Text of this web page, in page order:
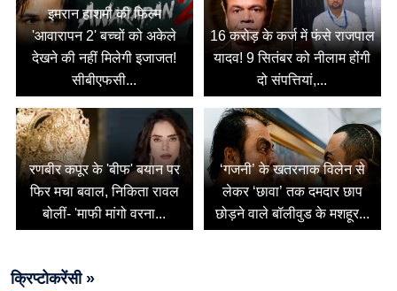
इमरान हाशमी की फिल्म
'आवारापन 2' बच्चों को अकेले
देखने की नहीं मिलेगी इजाजत!
सीबीएफसी...
16 करोड़ के कर्ज में फंसे राजपाल
यादव! 9 सितंबर को नीलाम होंगी
दो संपत्तियां,...
रणबीर कपूर के 'बीफ' बयान पर
फिर मचा बवाल, निकिता रावल
बोलीं- 'माफी मांगो वरना...
‘गजनी’ के खतरनाक विलेन से
लेकर ‘छावा’ तक दमदार छाप
छोड़ने वाले बॉलीवुड के मशहूर...
क्रिप्टोकरेंसी »